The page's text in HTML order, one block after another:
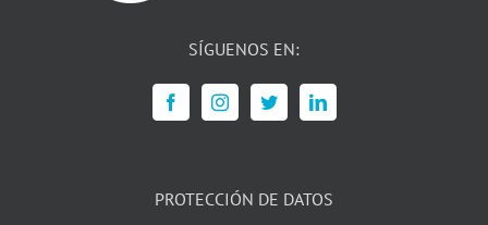
SÍGUENOS EN:
PROTECCIÓN DE DATOS